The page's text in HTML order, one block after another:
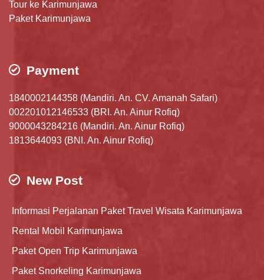
Tour ke Karimunjawa
Paket Karimunjawa
Payment
1840002144358 (Mandiri. An. CV. Amanah Safari)
002201012146533 (BRI. An. Ainur Rofiq)
9000043284216 (Mandiri. An. Ainur Rofiq)
1813644093 (BNI. An. Ainur Rofiq)
New Post
Informasi Perjalanan Paket Travel Wisata Karimunjawa
Rental Mobil Karimunjawa
Paket Open Trip Karimunjawa
Paket Snorkeling Karimunjawa